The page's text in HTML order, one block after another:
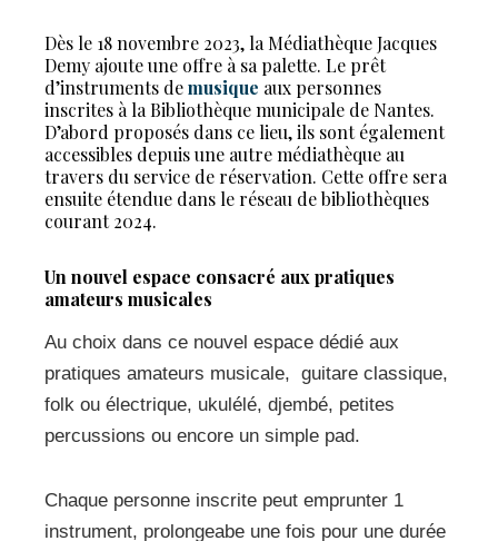
Dès le 18 novembre 2023, la Médiathèque Jacques
Demy ajoute une offre à sa palette. Le prêt
d’instruments demusique aux personnes
inscrites à la Bibliothèque municipale de Nantes.
D’abord proposés dans ce lieu, ils sont également
accessibles depuis une autre médiathèque au
travers du service de réservation. Cette offre sera
ensuite étendue dans le réseau de bibliothèques
courant 2024.
Un nouvel espace consacré aux pratiques
amateurs musicales
Au choix dans ce nouvel espace dédié aux
pratiques amateurs musicale, guitare classique,
folk ou électrique, ukulélé, djembé, petites
percussions ou encore un simple pad.
Chaque personne inscrite peut emprunter 1
instrument, prolongeabe une fois pour une durée